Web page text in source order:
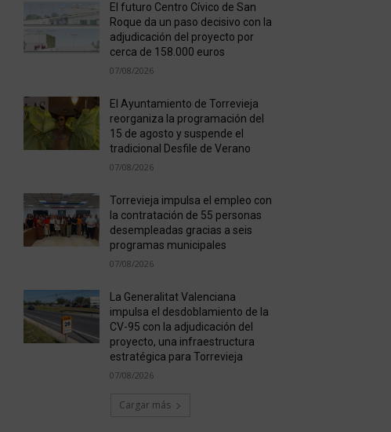
El futuro Centro Cívico de San
Roque da un paso decisivo con la
adjudicación del proyecto por
cerca de 158.000 euros
07/08/2026
El Ayuntamiento de Torrevieja
reorganiza la programación del
15 de agosto y suspende el
tradicional Desfile de Verano
07/08/2026
Torrevieja impulsa el empleo con
la contratación de 55 personas
desempleadas gracias a seis
programas municipales
07/08/2026
La Generalitat Valenciana
impulsa el desdoblamiento de la
CV-95 con la adjudicación del
proyecto, una infraestructura
estratégica para Torrevieja
07/08/2026
Cargar más